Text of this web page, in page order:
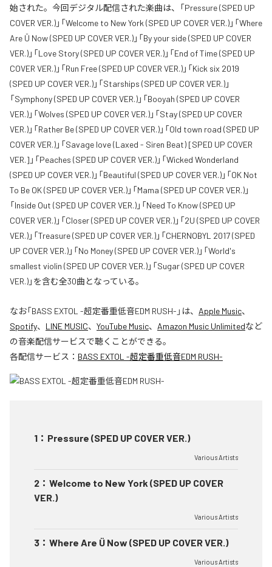
始された。今回デジタル配信された楽曲は、「Pressure (SPED UP
COVER VER.)」「Welcome to New York (SPED UP COVER VER.)」「Where
Are Ü Now (SPED UP COVER VER.)」「By your side (SPED UP COVER
VER.)」「Love Story (SPED UP COVER VER.)」「End of Time (SPED UP
COVER VER.)」「Run Free (SPED UP COVER VER.)」「Kick six 2019
(SPED UP COVER VER.)」「Starships (SPED UP COVER VER.)」
「Symphony (SPED UP COVER VER.)」「Booyah (SPED UP COVER
VER.)」「Wolves (SPED UP COVER VER.)」「Stay (SPED UP COVER
VER.)」「Rather Be (SPED UP COVER VER.)」「Old town road (SPED UP
COVER VER.)」「Savage love (Laxed - Siren Beat) [SPED UP COVER
VER.]」「Peaches (SPED UP COVER VER.)」「Wicked Wonderland
(SPED UP COVER VER.)」「Beautiful (SPED UP COVER VER.)」「OK Not
To Be OK (SPED UP COVER VER.)」「Mama (SPED UP COVER VER.)」
「Inside Out (SPED UP COVER VER.)」「Need To Know (SPED UP
COVER VER.)」「Closer (SPED UP COVER VER.)」「2U (SPED UP COVER
VER.)」「Treasure (SPED UP COVER VER.)」「CHERNOBYL 2017 (SPED
UP COVER VER.)」「No Money (SPED UP COVER VER.)」「World's
smallest violin (SPED UP COVER VER.)」「Sugar (SPED UP COVER
VER.)」を含む全30曲となっている。
なお「BASS EXTOL -超定番重低音EDM RUSH- 」は、 Apple Music、
Spotify、 LINE MUSIC、 YouTube Music、 Amazon Music Unlimitedなど
の音楽配信サービスで聴くことができる。
各配信サービス： BASS EXTOL -超定番重低音EDM RUSH-
1 ： Pressure (SPED UP COVER VER.)
Various Artists
2 ： Welcome to New York (SPED UP COVER
VER.)
Various Artists
3 ： Where Are Ü Now (SPED UP COVER VER.)
Various Artists